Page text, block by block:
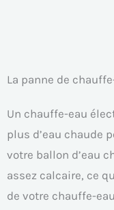
La panne de
Un chauffe-eau
plus d’eau chaude
votre ballon d’eau
assez calcaire, ce
de votre chauffe-